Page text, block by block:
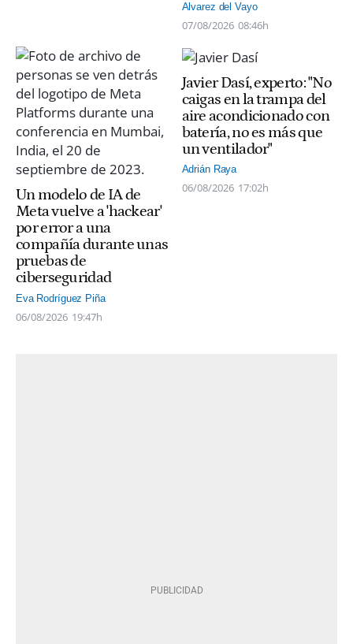
Alvarez del Vayo
07/08/2026 08:46h
Un modelo de IA de
Meta vuelve a 'hackear'
por error a una
compañía durante unas
pruebas de
ciberseguridad
Eva Rodríguez Piña
06/08/2026 19:47h
Javier Dasí, experto: "No
caigas en la trampa del
aire acondicionado con
batería, no es más que
un ventilador"
Adrián Raya
06/08/2026 17:02h